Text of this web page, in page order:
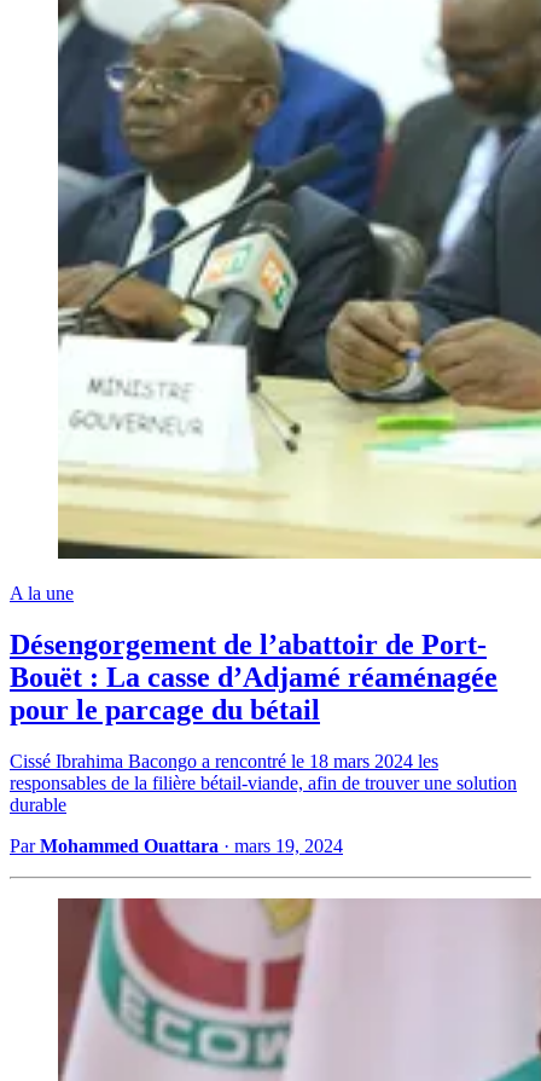
A la une
Désengorgement de l’abattoir de Port-
Bouët : La casse d’Adjamé réaménagée
pour le parcage du bétail
Cissé Ibrahima Bacongo a rencontré le 18 mars 2024 les
responsables de la filière bétail-viande, afin de trouver une solution
durable
ParMohammed Ouattara · mars 19, 2024